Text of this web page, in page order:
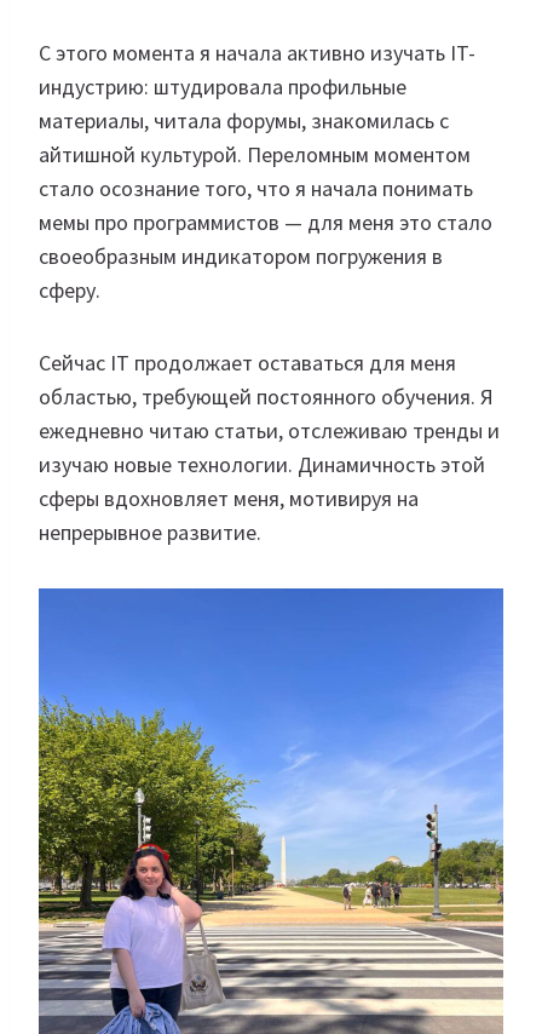
С этого момента я начала активно изучать IT-
индустрию: штудировала профильные
материалы, читала форумы, знакомилась с
айтишной культурой. Переломным моментом
стало осознание того, что я начала понимать
мемы про программистов — для меня это стало
своеобразным индикатором погружения в
сферу.
Сейчас IT продолжает оставаться для меня
областью, требующей постоянного обучения. Я
ежедневно читаю статьи, отслеживаю тренды и
изучаю новые технологии. Динамичность этой
сферы вдохновляет меня, мотивируя на
непрерывное развитие.